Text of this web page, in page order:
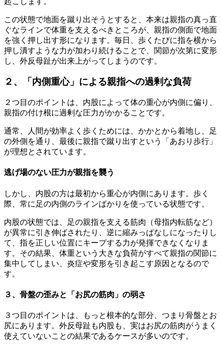
この状態で地面を蹴り出そうとすると、 本来は親指の真っ直
ぐなラインで体重を支えるべきところが、 親指の側面で地面
を強く押し出す形になります。毎日、 歩くたびに指を横から
押し潰すような力が加わり続けることで、 関節が次第に変形
し、外反母趾が出来上がってしまうのです。
２、「内側重心」による親指への過剰な負荷
２つ目のポイントは、内股によって体の重心が内側に偏り、
親指の付け根に過剰な圧力がかかることです。
通常、人間が効率よく歩くためには、かかとから着地し、
足
の外側を通り、最後に親指で蹴り出すという「あおり歩行」
が理想とされています。
逃げ場のない圧力が親指を襲う
しかし、内股の方は最初から重心が内側にあります。歩く
際、 常に足の内側のラインばかりを使っている状態です。
内股の状態では、足の親指を支える筋肉（母指内転筋など）
が異常に引き伸ばされたり、逆に縮みっぱなしになったりし
て、 指を正しい位置にキープする力が発揮できなくなりま
す。 その結果、 体重という大きな負荷がすべて親指の関節に
集中してしまい、 炎症や変形を引き起こす原因となるので
す。
３、骨盤の歪みと「お尻の筋肉」の弱さ
３つ目のポイントは、もっと根本的な部分、つまり骨盤とお
尻にあります。外反母趾も内股も、 実はお尻の筋肉がうまく
使えていないことの結果であるケースが多いのです。